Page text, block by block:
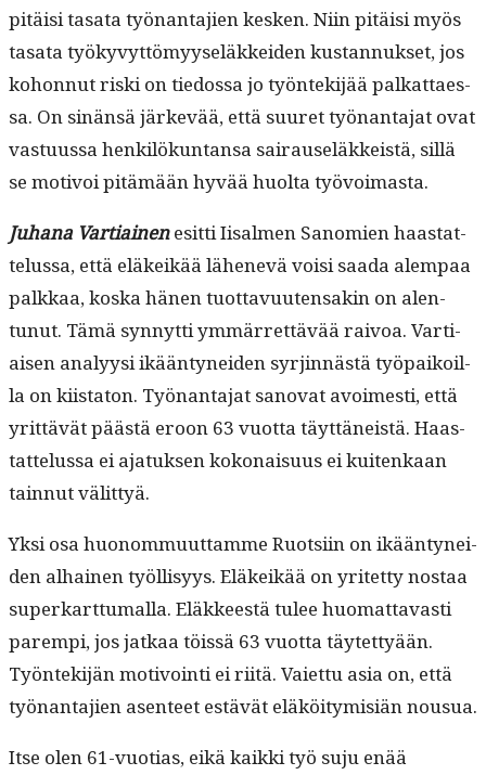
pitäisi tasa­ta työ­nan­ta­jien kesken. Niin pitäisi myös
tasa­ta työkyvyt­tömyy­seläkkei­den kus­tan­nuk­set, jos
kohon­nut ris­ki on tiedos­sa jo työn­tek­i­jää palkat­taes­
sa. On sinän­sä järkevää, että suuret työ­nan­ta­jat ovat
vas­tu­us­sa henkilökun­tansa sairauseläkkeistä, sil­lä
se motivoi pitämään hyvää huol­ta työvoimasta.
Juhana Var­ti­ainenesit­ti Iisalmen Sanomien haas­tat­
telus­sa, että eläkeikää lähenevä voisi saa­da alem­paa
palkkaa, kos­ka hänen tuot­tavuuten­sakin on alen­
tunut. Tämä syn­nyt­ti ymmär­ret­tävää raivoa. Var­ti­
aisen ana­lyysi ikään­tynei­den syr­jin­nästä työ­paikoil­
la on kiis­ta­ton. Työ­nan­ta­jat sanovat avoimesti, että
yrit­tävät päästä eroon 63 vuot­ta täyt­täneistä. Haas­
tat­telus­sa ei ajatuk­sen kokon­aisu­us ei kuitenkaan
tain­nut välittyä.
Yksi osa huonom­muut­tamme Ruot­si­in on ikään­tynei­
den alhainen työl­lisyys. Eläkeikää on yritet­ty nos­taa
superkart­tumal­la. Eläk­keestä tulee huo­mat­tavasti
parem­pi, jos jatkaa töis­sä 63 vuot­ta täytet­tyään.
Työn­tek­i­jän motivoin­ti ei riitä. Vai­et­tu asia on, että
työ­nan­ta­jien asen­teet estävät eläköi­tymisiän nousua.
Itse olen 61-vuo­tias, eikä kaik­ki työ suju enää